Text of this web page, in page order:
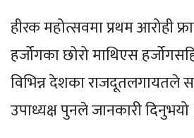
हीरक महोत्सवमा प्रथम आरोही
हर्जोगका छोरो माथिएस
विभिन्न देशका राजदूतलगायतले
उपाध्यक्ष पुनले जानकारी दिनुभयो